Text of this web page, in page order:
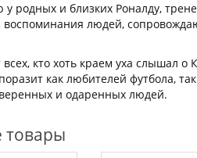
родных и близких Роналду,
воспоминания людей,
всех, кто хоть краем уха слышал
как любителей футбола,
и одаренных людей.
товары